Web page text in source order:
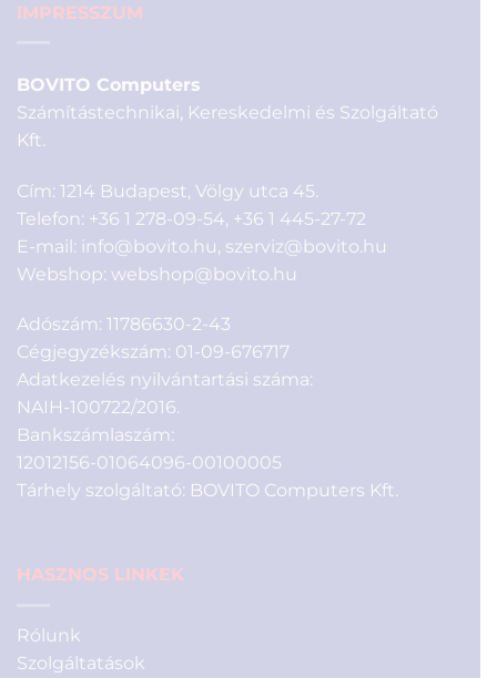
IMPRESSZUM
BOVITO Computers
Számítástechnikai, Kereskedelmi és Szolgáltató
Kft.
Cím: 1214 Budapest, Völgy utca 45.
Telefon: +36 1 278-09-54 +36 1 445-27-72
E-mail: info@bovito.hu szerviz@bovito.hu
Webshop: webshop@bovito.hu
Adószám: 11786630-2-43
Cégjegyzékszám: 01-09-676717
Adatkezelés nyilvántartási száma:
NAIH-100722/2016.
Bankszámlaszám:
12012156-01064096-00100005
Tárhely szolgáltató: BOVITO Computers Kft.
HASZNOS LINKEK
Rólunk
Szolgáltatások